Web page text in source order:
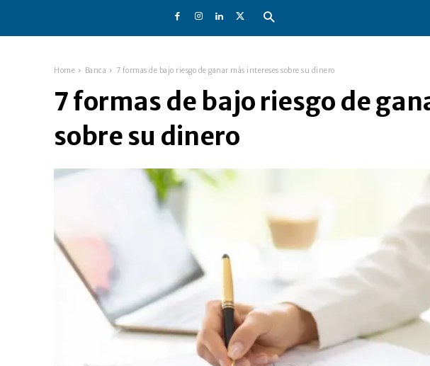
Home Banca 7 formas de bajo riesgo de ganar más intereses sobre su dinero
7 formas de bajo riesgo de
sobre su dinero